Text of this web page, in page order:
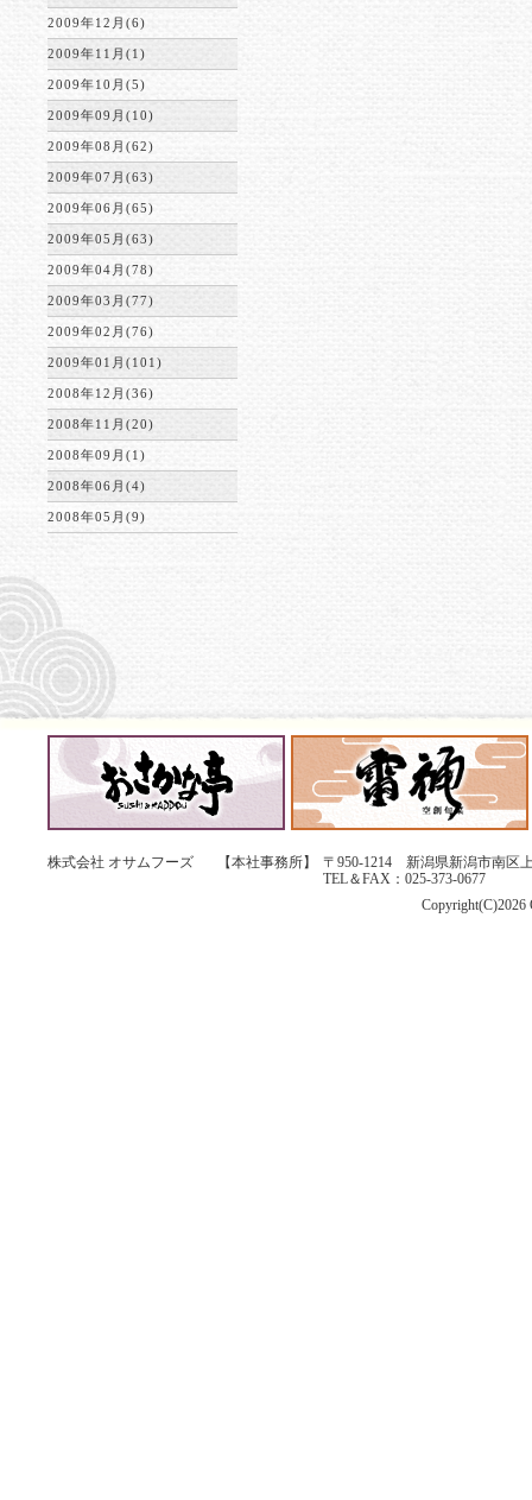
2009年12月(6)
2009年11月(1)
2009年10月(5)
2009年09月(10)
2009年08月(62)
2009年07月(63)
2009年06月(65)
2009年05月(63)
2009年04月(78)
2009年03月(77)
2009年02月(76)
2009年01月(101)
2008年12月(36)
2008年11月(20)
2008年09月(1)
2008年06月(4)
2008年05月(9)
株式会社 オサムフーズ 【本社事務所】
〒950-1214 新潟県新潟市南区
TEL＆FAX：025-373-0677